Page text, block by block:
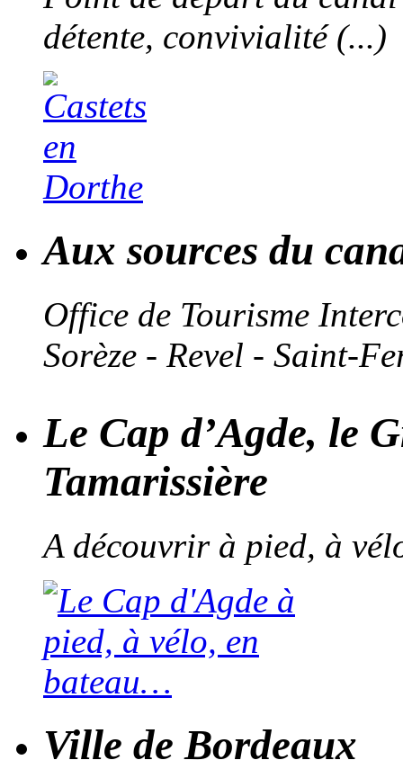
détente, convivialité (...)
Aux sources du
Office de Tourisme
Sorèze - Revel - Saint-
Le Cap d’Agde, le
Tamarissière
A découvrir à pied, à
Ville de Bordeaux